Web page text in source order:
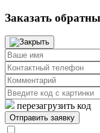
Заказать
перезагрузить код